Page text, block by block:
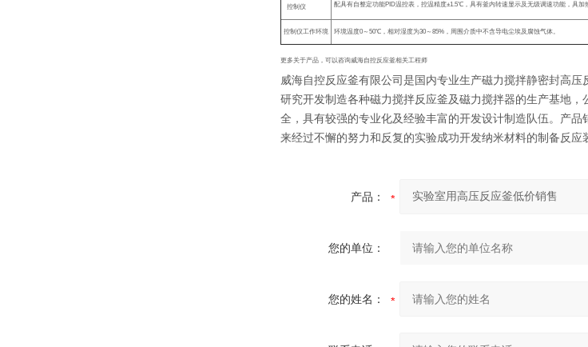
控制仪 配具有自整定功能PID温控表，控温精度±1.5℃ ，具有釜内转速显示及无级调速功能，具
控制仪工作环境 环境温度0 ～50℃ ，相对湿度为30 ～85% ，周围介质中不含导电尘埃及腐蚀气体。
更多关于产品，可以咨询威海自控反应釜相关工程师
威海自控反应釜有限公司是国内专业生产磁力搅拌静密封高
研究开发制造各种磁力搅拌反应釜及磁力搅拌器的生产基地
全，具有较强的专业化及经验丰富的开发设计制造队伍。产
来经过不懈的努力和反复的实验成功开发纳米材料的制备反
产品：
您的单位：
您的姓名：